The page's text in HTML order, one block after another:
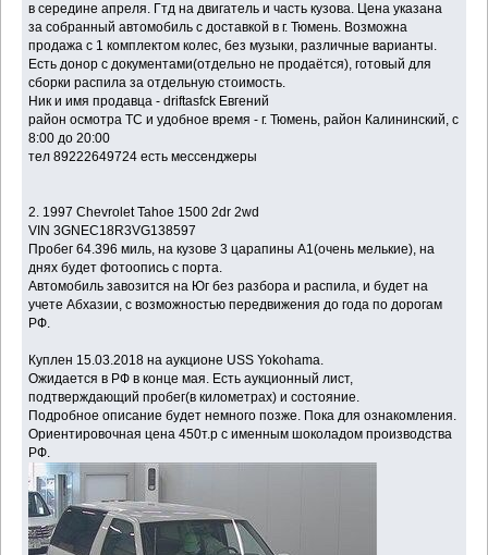
в середине апреля. Гтд на двигатель и часть кузова. Цена указана
за собранный автомобиль с доставкой в г. Тюмень. Возможна
продажа с 1 комплектом колес, без музыки, различные варианты.
Есть донор с документами(отдельно не продаётся), готовый для
сборки распила за отдельную стоимость.
Ник и имя продавца - driftasfck Евгений
район осмотра ТС и удобное время - г. Тюмень, район Калининский, с
8:00 до 20:00
тел 89222649724 есть мессенджеры
2. 1997 Chevrolet Tahoe 1500 2dr 2wd
VIN 3GNEC18R3VG138597
Пробег 64.396 миль, на кузове 3 царапины A1(очень мелькие), на
днях будет фотоопись с порта.
Автомобиль завозится на Юг без разбора и распила, и будет на
учете Абхазии, с возможностью передвижения до года по дорогам
РФ.
Куплен 15.03.2018 на аукционе USS Yokohama.
Ожидается в РФ в конце мая. Есть аукционный лист,
подтверждающий пробег(в километрах) и состояние.
Подробное описание будет немного позже. Пока для ознакомления.
Ориентировочная цена 450т.р с именным шоколадом производства
РФ.